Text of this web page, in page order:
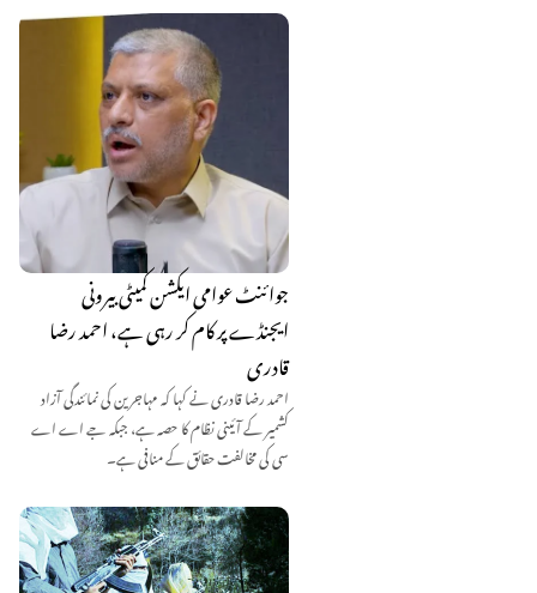
جوائنٹ عوامی ایکشن کمیٹی بیرونی
ایجنڈے پر کام کر رہی ہے، احمد رضا
قادری
احمد رضا قادری نے کہا کہ مہاجرین کی نمائندگی آزاد
کشمیر کے آئینی نظام کا حصہ ہے، جبکہ جے اے اے
سی کی مخالفت حقائق کے منافی ہے۔